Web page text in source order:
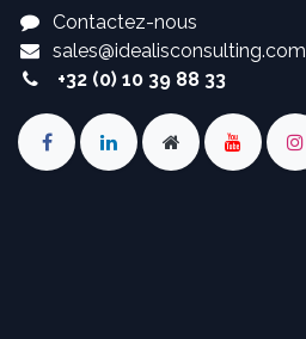
Contactez-nous
sales@idealisconsulting.com
+32 (0) 10 39 88 33